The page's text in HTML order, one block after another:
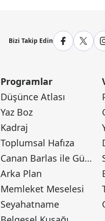
Bizi Takip Edin
Programlar
Düşünce Atlası
Yaz Boz
Kadraj
Toplumsal Hafıza
Canan Barlas ile Gündem
Arka Plan
Memleket Meselesi
Seyahatname